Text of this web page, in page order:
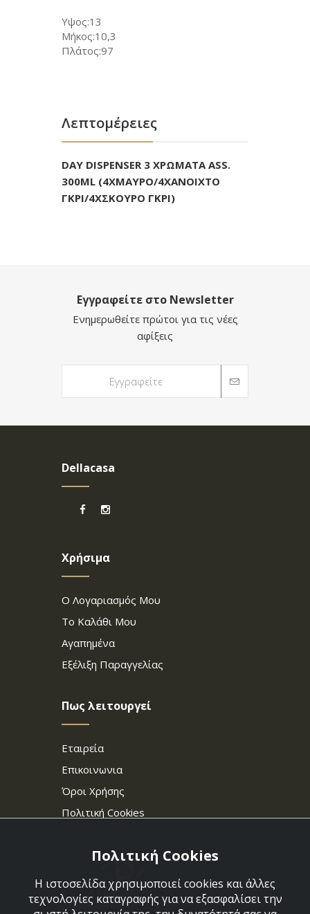
Υψος:13
Μήκος:10,3
Πλάτος:97
Λεπτομέρειες
DAY DISPENSER 3 ΧΡΩΜΑΤΑ ASS.
300ML (4ΧΜΑΥΡΟ/4ΧΑΝΟΙΧΤΟ
ΓΚΡΙ/4ΧΣΚΟΥΡΟ ΓΚΡΙ)
Εγγραφείτε στο Newsletter
Ενημερωθείτε πρώτοι για τις νέες
αφίξεις
Dellacasa
Χρήσιμα
Ο Λογαριασμός Μου
Το Καλάθι Μου
Αγαπημένα
Εξέλιξη Παραγγελίας
Πως λειτουργεί
Εταιρεία
Επικοινωνια
Όροι Χρήσης
Πολιτική Cookies
Πολιτική Cookies
Η ιστοσελίδα χρησιμοποιεί cookies και άλλες
τεχνολογίες καταγραφής για να εξασφαλίσει την